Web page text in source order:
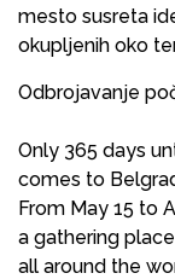
mesto susreta
okupljenih oko
Odbrojavanje
Only 365 days
comes to
From May 15 to
a gathering
all around the